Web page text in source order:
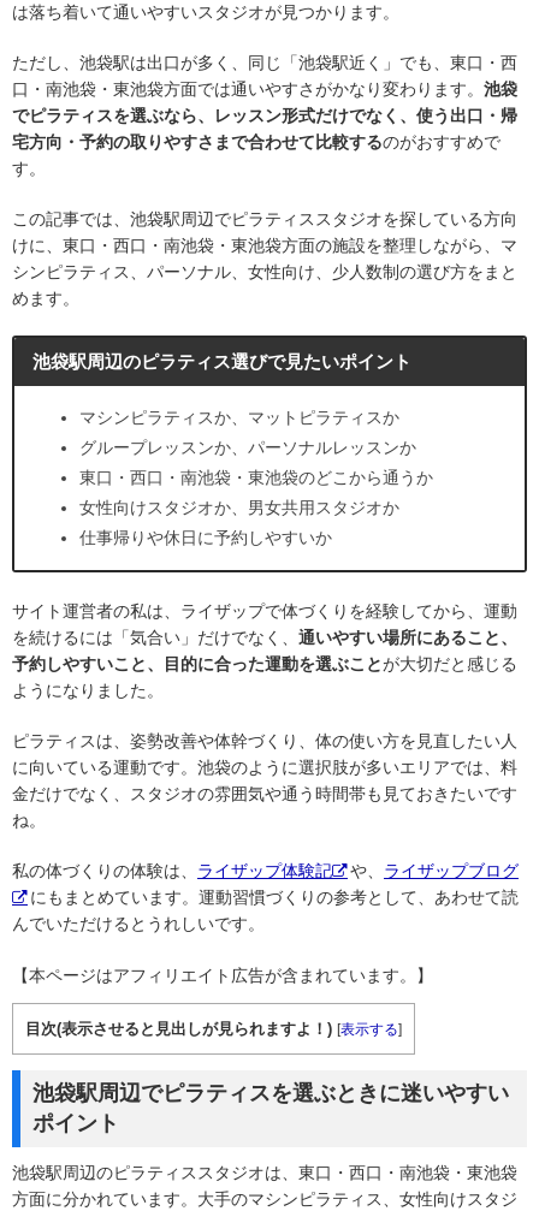
は落ち着いて通いやすいスタジオが見つかります。
ただし、池袋駅は出口が多く、同じ「池袋駅近く」でも、東口・西
口・南池袋・東池袋方面では通いやすさがかなり変わります。 池袋
でピラティスを選ぶなら、レッスン形式だけでなく、使う出口・帰
宅方向・予約の取りやすさまで合わせて比較するのがおすすめで
す。
この記事では、池袋駅周辺でピラティススタジオを探している方向
けに、東口・西口・南池袋・東池袋方面の施設を整理しながら、マ
シンピラティス、パーソナル、女性向け、少人数制の選び方をまと
めます。
池袋駅周辺のピラティス選びで見たいポイント
マシンピラティスか、マットピラティスか
グループレッスンか、パーソナルレッスンか
東口・西口・南池袋・東池袋のどこから通うか
女性向けスタジオか、男女共用スタジオか
仕事帰りや休日に予約しやすいか
サイト運営者の私は、ライザップで体づくりを経験してから、運動
を続けるには「気合い」だけでなく、 通いやすい場所にあること、
予約しやすいこと、目的に合った運動を選ぶことが大切だと感じる
ようになりました。
ピラティスは、姿勢改善や体幹づくり、体の使い方を見直したい人
に向いている運動です。池袋のように選択肢が多いエリアでは、料
金だけでなく、スタジオの雰囲気や通う時間帯も見ておきたいです
ね。
私の体づくりの体験は、 ライザップ体験記 や、 ライザップブログ
にもまとめています。運動習慣づくりの参考として、あわせて読
んでいただけるとうれしいです。
【本ページはアフィリエイト広告が含まれています。】
目次(表示させると見出しが見られますよ！) [表示する]
池袋駅周辺でピラティスを選ぶときに迷いやすい
ポイント
池袋駅周辺のピラティススタジオは、東口・西口・南池袋・東池袋
方面に分かれています。大手のマシンピラティス、女性向けスタジ